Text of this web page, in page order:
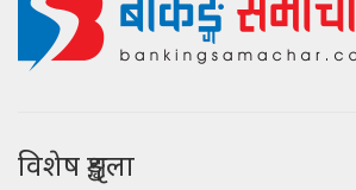
विशेष शृङ्खला